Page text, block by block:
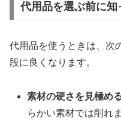
代用品を選ぶ前に知
代用品を使うときは、次
段に良くなります。
素材の硬さを見極め
らかい素材では削れ